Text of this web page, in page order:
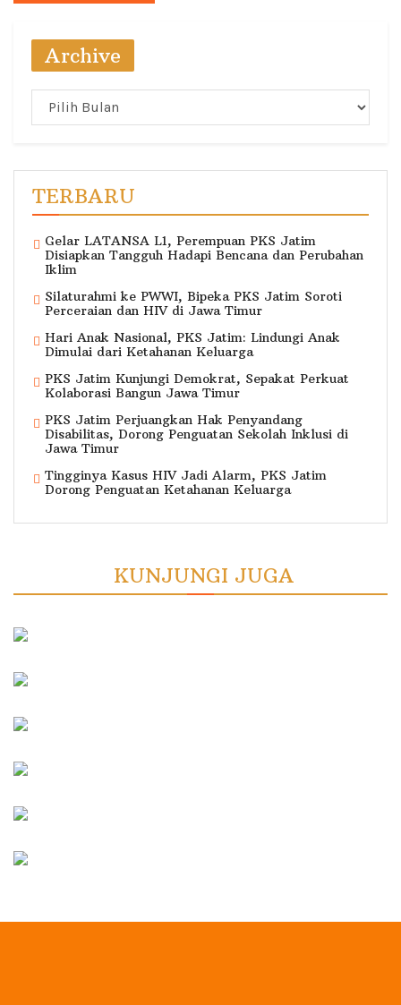
Archive
Archive
TERBARU
Gelar LATANSA L1, Perempuan PKS Jatim
Disiapkan Tangguh Hadapi Bencana dan Perubahan
Iklim
Silaturahmi ke PWWI, Bipeka PKS Jatim Soroti
Perceraian dan HIV di Jawa Timur
Hari Anak Nasional, PKS Jatim: Lindungi Anak
Dimulai dari Ketahanan Keluarga
PKS Jatim Kunjungi Demokrat, Sepakat Perkuat
Kolaborasi Bangun Jawa Timur
PKS Jatim Perjuangkan Hak Penyandang
Disabilitas, Dorong Penguatan Sekolah Inklusi di
Jawa Timur
Tingginya Kasus HIV Jadi Alarm, PKS Jatim
Dorong Penguatan Ketahanan Keluarga
KUNJUNGI JUGA